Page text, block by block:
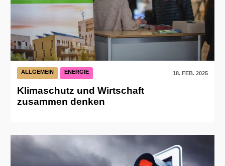
ALLGEMEIN ENERGIE 18. FEB. 2025
Klimaschutz und Wirtschaft
zusammen denken